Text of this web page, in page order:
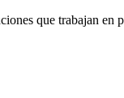
que trabajan en